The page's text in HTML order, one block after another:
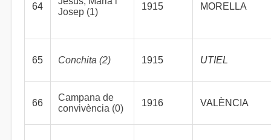
64
Josep (1)
1915 MORELLA
65 Conchita (2) 1915 UTIEL
66
Campana de
convivència (0)
1916 VALÈNCIA